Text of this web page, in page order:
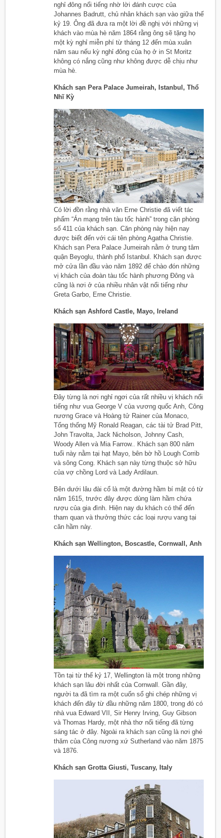
nghỉ đông nổi tiếng nhờ lời đánh cược của
Johannes Badrutt, chủ nhân khách sạn vào giữa thế
kỷ 19. Ông đã đưa ra một lời đề nghị với những vị
khách vào mùa hè năm 1864 rằng ông sẽ tặng họ
một kỳ nghỉ miễn phí từ tháng 12 đến mùa xuân
năm sau nếu kỳ nghỉ đông của họ ở in St Moritz
không có nắng cũng như không được dễ chịu như
mùa hè.
Khách sạn Pera Palace Jumeirah, Istanbul, Thổ
Nhĩ Kỳ
Có lời đồn rằng nhà văn Erne Christie đã viết tác
phẩm “Án mạng trên tàu tốc hành” trong căn phòng
số 411 của khách sạn. Căn phòng này hiện nay
được biết đến với cái tên phòng Agatha Christie.
Khách sạn Pera Palace Jumeirah nằm ở trung tâm
quận Beyoglu, thành phố Istanbul. Khách sạn được
mở cửa lần đầu vào năm 1892 để chào đón những
vị khách của đoàn tàu tốc hành phương Đông và
cũng là nơi ở của nhiều nhân vật nổi tiếng như
Greta Garbo, Erne Christie.
Khách sạn Ashford Castle, Mayo, Ireland
Đây từng là nơi nghỉ ngơi của rất nhiều vị khách nổi
tiếng như vua George V của vương quốc Anh, Công
nương Grace và Hoàng tử Rainer của Monaco,
Tổng thống Mỹ Ronald Reagan, các tài tử Brad Pitt,
John Travolta, Jack Nicholson, Johnny Cash,
Woody Allen và Mia Farrow.. Khách sạn 800 năm
tuổi này nằm tại hạt Mayo, bên bờ hồ Lough Corrib
và sông Cong. Khách sạn này từng thuộc sở hữu
của vợ chồng Lord và Lady Ardilaun.
Bên dưới lâu đài cổ là một đường hầm bí mật có từ
năm 1615, trước đây được dùng làm hầm chứa
rượu của gia đình. Hiện nay du khách có thể đến
tham quan và thưởng thức các loại rượu vang tại
căn hầm này.
Khách sạn Wellington, Boscastle, Cornwall, Anh
Tồn tại từ thế kỷ 17, Wellington là một trong những
khách sạn lâu đời nhất của Cornwall. Gần đây,
người ta đã tìm ra một cuốn sổ ghi chép những vị
khách đến đây từ đầu những năm 1800, trong đó có
nhà vua Edward VII, Sir Henry Irving, Guy Gibson
và Thomas Hardy, một nhà thơ nổi tiếng đã từng
sáng tác ở đây. Ngoài ra khách sạn cũng là nơi ghé
thăm của Công nương xứ Sutherland vào năm 1875
và 1876.
Khách sạn Grotta Giusti, Tuscany, Italy